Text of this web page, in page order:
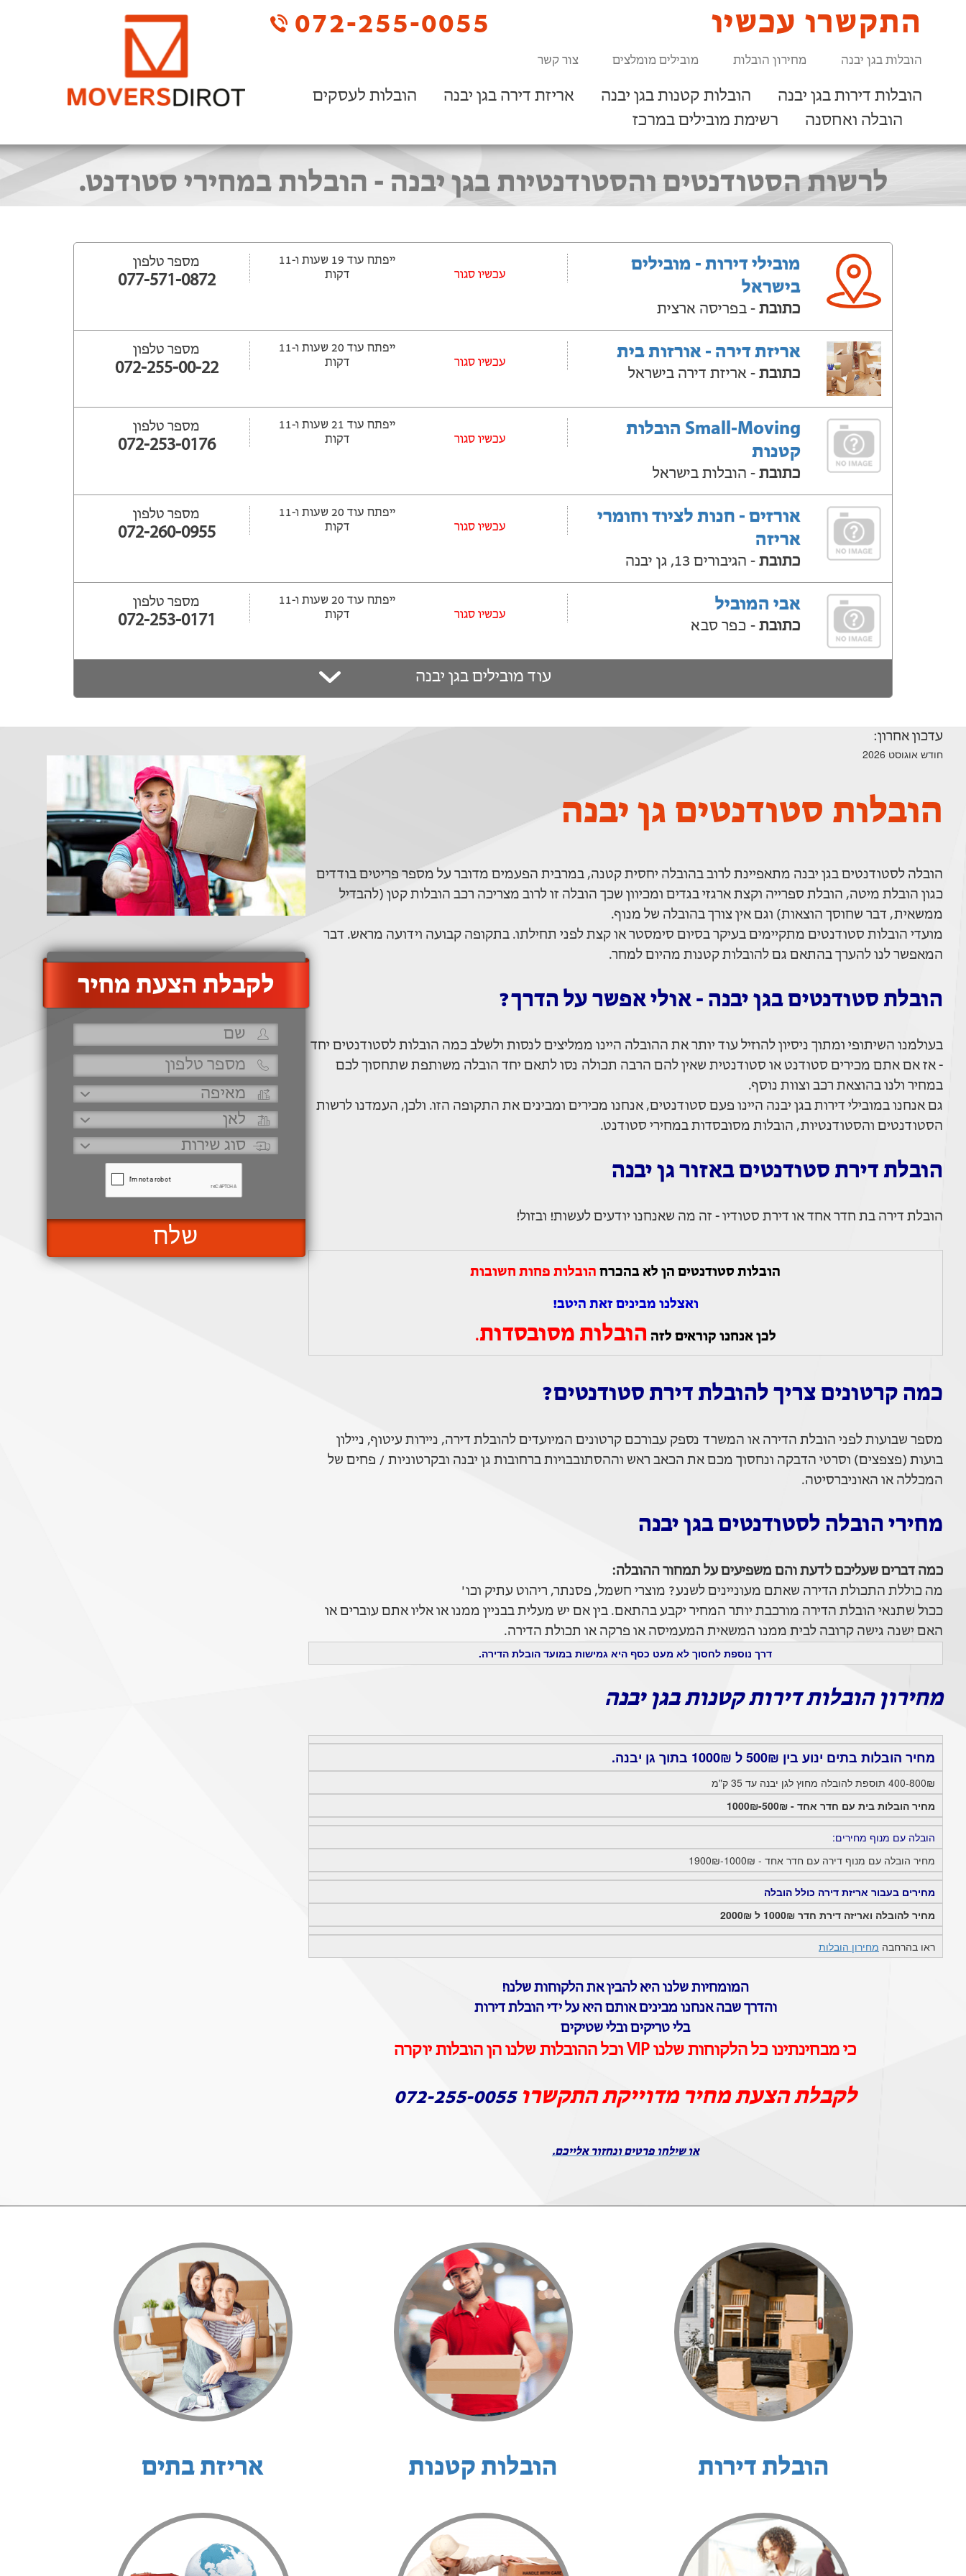
072-255-0055 התקשרו עכשיו
הובלות בגן יבנה מחירון הובלות מובילים מומלצים צור קשר
הובלות דירות בגן יבנה הובלות קטנות בגן יבנה אריזת דירה בגן יבנה
הובלות לעסקים
הובלה ואחסנה
רשימת מובילים במרכז
לרשות הסטודנטים והסטודנטיות בגן יבנה - הובלות במחירי סטודנט.
מובילי דירות - מובילים
בישראל
כתובת - בפריסה ארצית
עכשיו סגור
ייפתח עוד 19 שעות ‫ו-11
דקות
מספר טלפון
077-571-0872
אריזת דירה - אורזות בית
כתובת - אריזת דירה בישראל
עכשיו סגור
ייפתח עוד 20 שעות ‫ו-11
דקות
מספר טלפון
072-255-00-22
Small-Moving הובלות
קטנות
כתובת - הובלות בישראל
עכשיו סגור
ייפתח עוד 21 שעות ‫ו-11
דקות
מספר טלפון
072-253-0176
אורזים - חנות לציוד וחומרי
אריזה
כתובת - הגיבורים 13, גן יבנה
עכשיו סגור
ייפתח עוד 20 שעות ‫ו-11
דקות
מספר טלפון
072-260-0955
אבי המוביל
כתובת - כפר סבא
עכשיו סגור
ייפתח עוד 20 שעות ‫ו-11
דקות
מספר טלפון
072-253-0171
עוד מובילים בגן יבנה
עדכון אחרון:
חודש אוגוסט 2026
הובלות סטודנטים גן יבנה
הובלה לסטודנטים בגן יבנה מתאפיינת לרוב בהובלה יחסית קטנה, במרבית הפעמים מדובר על מספר פריטים בודדים
כגון הובלת מיטה, הובלת ספרייה וקצת ארגזי בגדים ומכיוון שכך הובלה זו לרוב מצריכה רכב הובלות קטן (להבדיל
ממשאית, דבר שחוסך הוצאות) וגם אין צורך בהובלה של מנוף.
מועדי הובלות סטודנטים מתקיימים בעיקר בסיום סימסטר או קצת לפני תחילתו. בתקופה קבועה וידועה מראש. דבר
המאפשר לנו להערך בהתאם גם להובלות קטנות מהיום למחר.
הובלת סטודנטים בגן יבנה - אולי אפשר על הדרך?
בעולמנו השיתופי ומתוך ניסיון להוזיל עוד יותר את ההובלה היינו ממליצים לנסות ולשלב כמה הובלות לסטודנטים יחד
- אז אם אתם מכירים סטודנט או סטודנטית שאין להם הרבה תכולה נסו לתאם יחד הובלה משותפת שתחסוך לכם
במחיר ולנו בהוצאת רכב וצוות נוסף.
גם אנחנו במובילי דירות בגן יבנה היינו פעם סטודנטים, אנחנו מכירים ומבינים את התקופה הזו. ולכן, העמדנו לרשות
הסטודנטים והסטודנטיות, הובלות מסובסדות במחירי סטודנט.
הובלת דירת סטודנטים באזור גן יבנה
הובלת דירה בת חדר אחד או דירת סטודיו - זה מה שאנחנו יודעים לעשות! ובזול!
הובלות סטודנטים הן לא בהכרח הובלות פחות חשובות
ואצלנו מבינים זאת היטב!
לכן אנחנו קוראים לזה הובלות מסובסדות.
כמה קרטונים צריך להובלת דירת סטודנטים?
מספר שבועות לפני הובלת הדירה או המשרד נספק עבורכם קרטונים המיועדים להובלת דירה, ניירות עיטוף, ניילון
בועות (פצפצים) וסרטי הדבקה ונחסוך מכם את הכאב ראש וההסתובבויות ברחובות גן יבנה ובקרטוניות / פחים של
המכללה או האוניברסיטה.
מחירי הובלה לסטודנטים בגן יבנה
כמה דברים שעליכם לדעת והם משפיעים על תמחור ההובלה:
מה כוללת התכולת הדירה שאתם מעוניינים לשנע? מוצרי חשמל, פסנתר, ריהוט עתיק וכו'
ככול שתנאי הובלת הדירה מורכבת יותר המחיר יקבע בהתאם. בין אם יש מעלית בבניין ממנו או אליו אתם עוברים או
האם ישנה גישה קרובה לבית ממנו המשאית המעמיסה או פרקה או תכולת הדירה.
דרך נוספת לחסוך לא מעט כסף היא גמישות במועד הובלת הדירה.
מחירון הובלות דירות קטנות בגן יבנה
מחיר הובלות בתים ינוע בין 500₪ ל 1000₪ בתוך גן יבנה.
400-800₪ תוספת להובלה מחוץ לגן יבנה עד 35 ק"מ
מחיר הובלות בית עם חדר אחד - 500₪-1000₪
הובלה עם מנוף מחירים:
מחיר הובלה עם מנוף דירה עם חדר אחד - 1000₪-1900₪
מחירים בעבור אריזת דירה כולל הובלה
מחיר להובלה ואריזה דירת חדר 1000₪ ל 2000₪
ראו בהרחבה מחירון הובלות
המומחיות שלנו היא להבין את הלקוחות שלנו!
והדרך שבה אנחנו מבינים אותם היא על ידי הובלת דירות
בלי טריקים ובלי שטיקים
כי מבחינתינו כל הלקוחות שלנו VIP וכל ההובלות שלנו הן הובלות יוקרה
לקבלת הצעת מחיר מדוייקת התקשרו072-255-0055
או שילחו פרטים ונחזור אלייכם.
‫לקבלת הצעת מחיר
שלח
אריזת בתים הובלות קטנות הובלת דירות